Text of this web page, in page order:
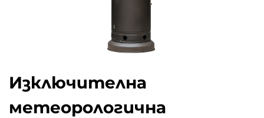
Изключителна
метеорологична